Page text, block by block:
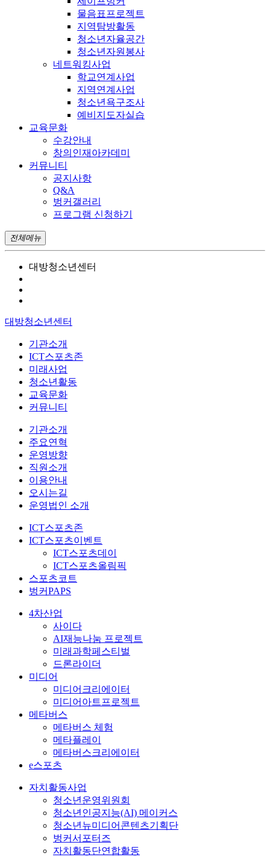
물음표프로젝트
지역탐방활동
청소년자율공간
청소년자원봉사
네트워킹사업
학교연계사업
지역연계사업
청소년욕구조사
예비지도자실습
교육문화
수강안내
창의인재아카데미
커뮤니티
공지사항
Q&A
벙커갤러리
프로그램 신청하기
전체메뉴
대방청소년센터
대방청소년센터
기관소개
ICT스포츠존
미래사업
청소년활동
교육문화
커뮤니티
기관소개
주요연혁
운영방향
직원소개
이용안내
오시는길
운영법인 소개
ICT스포츠존
ICT스포츠이벤트
ICT스포츠데이
ICT스포츠올림픽
스포츠코트
벙커PAPS
4차산업
사이다
AI재능나눔 프로젝트
미래과학페스티벌
드론라이더
미디어
미디어크리에이터
미디어아트프로젝트
메타버스
메타버스 체험
메타플레이
메타버스크리에이터
e스포츠
자치활동사업
청소년운영위원회
청소년인공지능(AI) 메이커스
청소년뉴미디어콘텐츠기획단
벙커서포터즈
자치활동단연합활동